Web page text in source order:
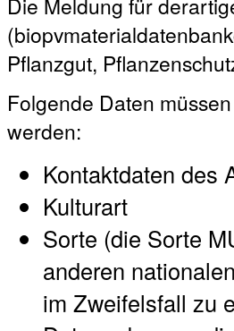
Pflanzgut,
Folgende Daten
werden:
Kontaktdaten des
Kulturart
Sorte (die Sorte
anderen
im Zweifelsfall zu